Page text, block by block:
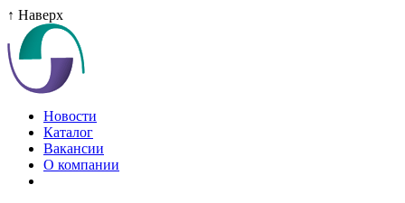
↑ Наверх
Новости
Каталог
Вакансии
О компании